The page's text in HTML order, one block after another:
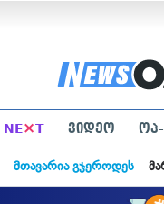
NE×T ვიდეო
მთავარია გჯეროდეს